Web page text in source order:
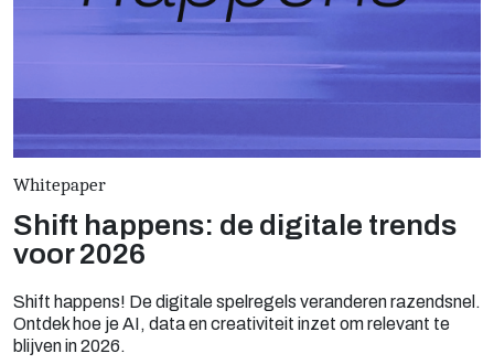
Whitepaper
Shift happens: de digitale trends
voor 2026
Shift happens! De digitale spelregels veranderen razendsnel.
Ontdek hoe je AI, data en creativiteit inzet om relevant te
blijven in 2026.